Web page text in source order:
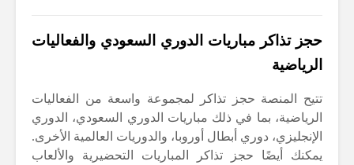
حجز تذاكر مباريات الدوري السعودي والفعاليات
الرياضية
تتيح المنصة حجز تذاكر لمجموعة واسعة من الفعاليات
الرياضية، بما في ذلك مباريات الدوري السعودي، الدوري
الإنجليزي، دوري أبطال أوروبا، والدوريات العالمية الأخرى.
يمكنك أيضًا حجز تذاكر المباريات التحضيرية والألعاب